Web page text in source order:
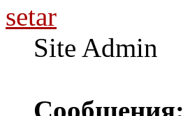
setar
Site Admin
Сообщения: